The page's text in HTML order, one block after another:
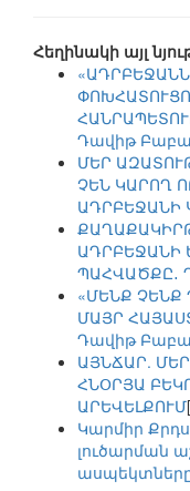
Հեղինակի այլ
Դավիթ
ՄԵՐ
ՉԵՆ ԿԱՐՈՂ
ԱԴՐԲԵՋԱՆԻ
ԱԴՐԲԵՋԱՆԻ
ՊԱՀՎԱԾՔԸ․
«ՄԵՆՔ ՉԵՆՔ
ՄԱՅՐ
Դավիթ
ԱՅՆՃԱՐ.
ՀՆՕՐՅԱ
ԱՐԵՎԵԼՔՈՒՄ
Կարմիր
լուծարման